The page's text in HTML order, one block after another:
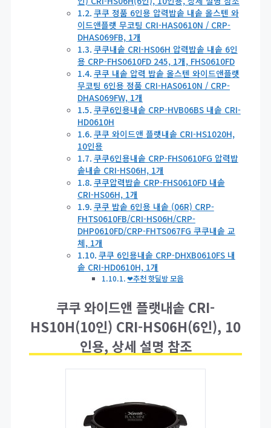
쿠쿠 정품 6인용 압력밥솥 내솥 올스텐 와
이드앤플랫 무코팅 CRI-HAS0610N / CRP-
DHAS069FB, 1개
쿠쿠내솥 CRI-HS06H 압력밥솥 내솥 6인
용 CRP-FHS0610FD 245, 1개, FHS0610FD
쿠쿠 내솥 압력 밥솥 올스텐 와이드앤플랫
무코팅 6인용 정품 CRI-HAS0610N / CRP-
DHAS069FW, 1개
쿠쿠6인용내솥 CRP-HVB06BS 내솥 CRI-
HD0610H
쿠쿠 와이드앤 플랫내솥 CRI-HS1020H,
10인용
쿠쿠6인용내솥 CRP-FHS0610FG 압력밥
솥내솥 CRI-HS06H, 1개
쿠쿠압력밥솥 CRP-FHS0610FD 내솥
CRI-HS06H, 1개
쿠쿠 밥솥 6인용 내솥 (06R) CRP-
FHTS0610FB/CRI-HS06H/CRP-
DHP0610FD/CRP-FHTS067FG 쿠쿠내솥 교
체, 1개
쿠쿠 6인용내솥 CRP-DHXB0610FS 내
솥 CRI-HD0610H, 1개
❤추천 핫딜방 모음
쿠쿠 와이드앤 플랫내솥 CRI-
HS10H(10인) CRI-HS06H(6인), 10
인용, 상세 설명 참조